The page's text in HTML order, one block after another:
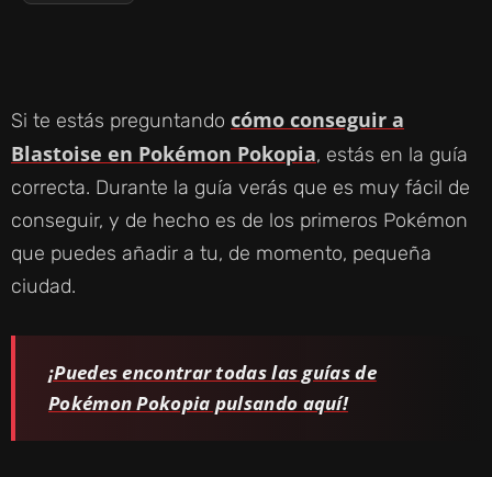
Si te estás preguntando cómo conseguir a
Blastoise en Pokémon Pokopia, estás en la guía
correcta. Durante la guía verás que es muy fácil de
conseguir, y de hecho es de los primeros Pokémon
que puedes añadir a tu, de momento, pequeña
ciudad.
¡Puedes encontrar todas las guías de
Pokémon Pokopia pulsando aquí!